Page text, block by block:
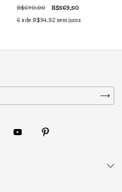
R$670,00 R$569,50
6 x de R$94,92 sem juros